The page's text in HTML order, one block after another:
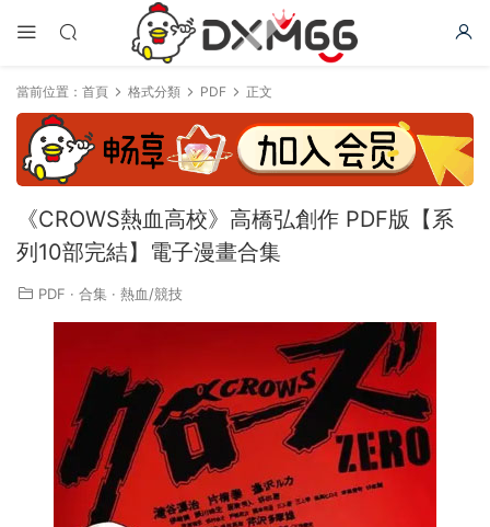
當前位置： 首頁 格式分類 PDF 正文
《CROWS熱血高校》高橋弘創作 PDF版【系
列10部完結】電子漫畫合集
PDF · 合集 · 熱血/競技